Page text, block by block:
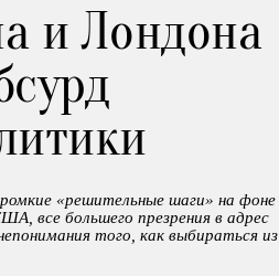
и Лондона
«решительные шаги» на фоне
все большего презрения в адрес
того, как выбираться из